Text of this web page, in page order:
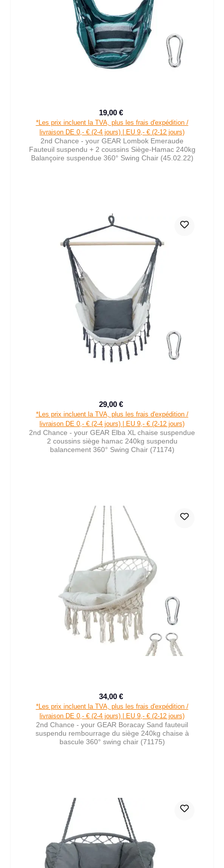
Prix de vente :
19,00 €
*Les prix incluent la TVA, plus les frais d'expédition /
livraison DE 0,- € (2-4 jours) | EU 9,- € (2-12 jours)
2nd Chance - your GEAR Lombok Emeraude
Fauteuil suspendu + 2 coussins Siège-Hamac 240kg
Balançoire suspendue 360° Swing Chair (45.02.22)
Prix de vente :
29,00 €
*Les prix incluent la TVA, plus les frais d'expédition /
livraison DE 0,- € (2-4 jours) | EU 9,- € (2-12 jours)
2nd Chance - your GEAR Elba XL chaise suspendue
2 coussins siège hamac 240kg suspendu
balancement 360° Swing Chair (71174)
Prix de vente :
34,00 €
*Les prix incluent la TVA, plus les frais d'expédition /
livraison DE 0,- € (2-4 jours) | EU 9,- € (2-12 jours)
2nd Chance - your GEAR Boracay Sand fauteuil
suspendu rembourrage du siège 240kg chaise à
bascule 360° swing chair (71175)